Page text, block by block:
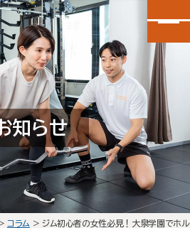
ン30秒申し込み
無料体験予約
学園店 会員予約
井公園店 会員予約
知らせ
コラム > ジム初心者の女性必見！大泉学園でホ